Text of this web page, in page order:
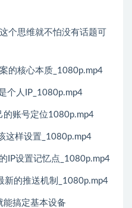
个思维就不怕没有话题可
的核心本质_1080p.mp4
个人IP_1080p.mp4
的账号定位1080p.mp4
这样设置_1080p.mp4
IP设置记忆点_1080p.mp4
新的推送机制_1080p.mp4
搞定基本设备